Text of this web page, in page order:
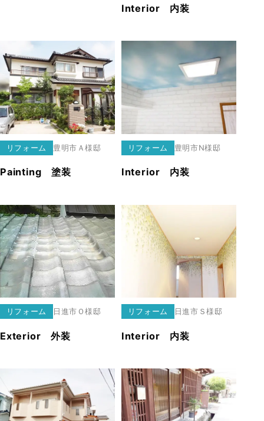
Interior 内装
リフォーム 豊明市 Ａ様邸
Painting 塗装
リフォーム 豊明市N様邸
Interior 内装
リフォーム 日進市 Ｏ様邸
Exterior 外装
リフォーム 日進市 Ｓ様邸
Interior 内装